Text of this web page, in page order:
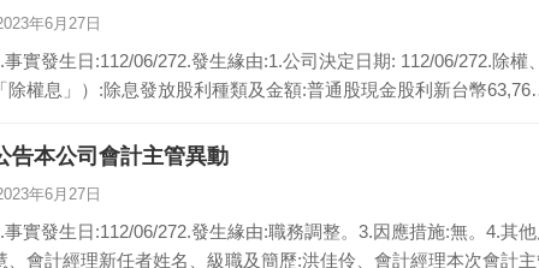
年6月27日
事實發生日:112/06/272.發生緣由:1.公司決定日期: 112/06/272.除
除權息」）:除息發放股利種類及金額:普通股現金股利新台幣
告本公司會計主管異動
年6月27日
事實發生日:112/06/272.發生緣由:職務調整。3.因應措施:無。4.其
、會計經理新任者姓名、級職及簡歷:洪佳伶、會計經理本次會計